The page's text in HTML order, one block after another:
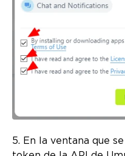
5. En la ventana que